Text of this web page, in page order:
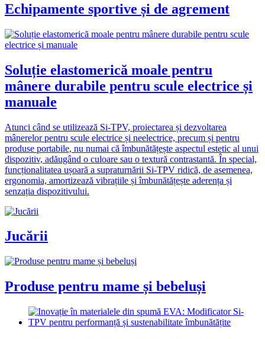
Echipamente sportive și de agrement
Soluție elastomerică moale pentru
mânere durabile pentru scule electrice și
manuale
Atunci când se utilizează Si-TPV, proiectarea și dezvoltarea
mânerelor pentru scule electrice și neelectrice, precum și pentru
produse portabile, nu numai că îmbunătățește aspectul estetic al unui
dispozitiv, adăugând o culoare sau o textură contrastantă. În special,
funcționalitatea ușoară a supraturnării Si-TPV ridică, de asemenea,
ergonomia, amortizează vibrațiile și îmbunătățește aderența și
senzația dispozitivului.
Jucării
Produse pentru mame și bebeluși